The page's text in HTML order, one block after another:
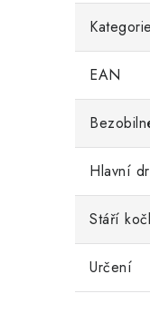
Kategorie
EAN
Hlavní
Stáří
Určení